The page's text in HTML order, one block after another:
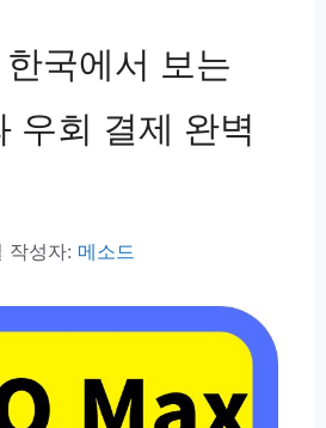
국에서 보는
우회 결제 완벽
작성자: 메소드